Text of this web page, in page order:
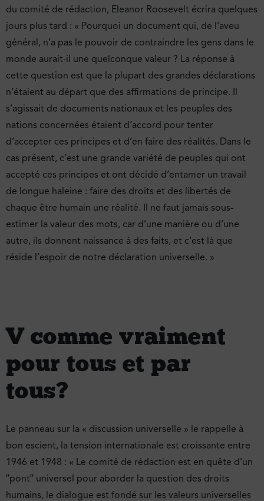
du comité de rédaction, Eleanor Roosevelt écrira quelques
jours plus tard : « Pourquoi un document qui, de l’aveu
général, n’a pas le pouvoir de contraindre les gens dans le
monde aurait-il une quelconque valeur ? La réponse à
cette question est que la plupart des grandes déclarations
n’étaient au départ que des affirmations de principe. Il
s’agissait de documents nationaux et les peuples des
nations concernées étaient d’accord pour tenter
d’accepter ces principes et d’en faire des réalités. Dans le
cas présent, c’est une grande variété de peuples qui ont
accepté ces principes et ont décidé d’entamer un travail
de longue haleine : faire des droits et des libertés de
chaque être humain une réalité. Il ne faut jamais sous-
estimer la valeur des mots, car d’une manière ou d’une
autre, ils donnent naissance à des faits, et c’est là que
réside l’espoir de notre déclaration universelle. »
V comme vraiment
pour tous et par
tous ?
Le panneau sur la « discussion universelle » le rappelle à
bon escient, la tension internationale est croissante entre
1946 et 1948 : « Le comité de rédaction est en quête d’un
ʺpontʺ universel pour aborder la question des droits
humains, le dialogue est fondé sur les valeurs universelles